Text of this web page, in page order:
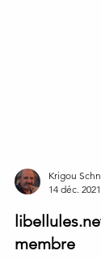
14 déc. 2021